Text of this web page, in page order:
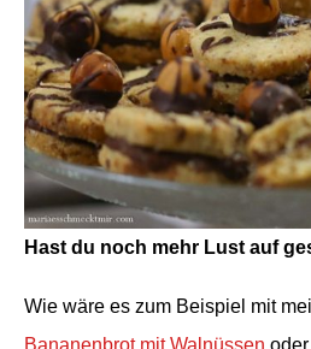
Hast du noch mehr Lust auf
Wie wäre es zum Beispiel mit
Bananenbrot mit Walnüssen